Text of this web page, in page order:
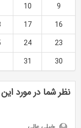
9
10
16
17
23
24
30
31
نظر شما در مورد